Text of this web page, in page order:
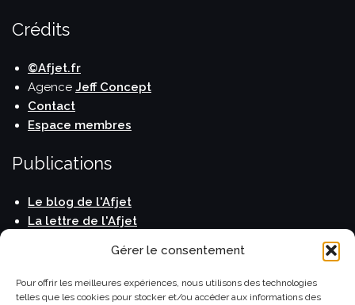
Gérer le consentement
Pour offrir les meilleures expériences, nous utilisons des technologies
telles que les cookies pour stocker et/ou accéder aux informations des
Crédits
©Afjet.fr
Agence Jeff Concept
Contact
Espace membres
Publications
Le blog de l'Afjet
La lettre de l'Afjet
Horizons Monde
Le Guide du Routard